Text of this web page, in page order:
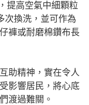
提高空氣中細顆粒
次換洗，並可作為
褲或耐磨棉鑽布長
精神，實在令人
影響居民，將心底
渡過難關。